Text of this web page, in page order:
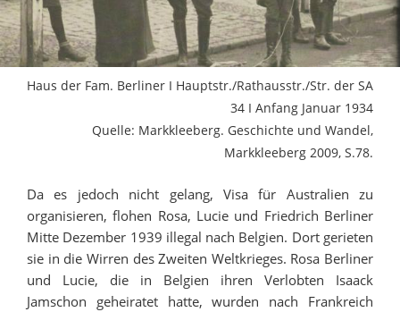
Haus der Fam. Berliner I Hauptstr./Rathausstr./Str. der SA
34 I Anfang Januar 1934
Quelle: Markkleeberg. Geschichte und Wandel,
Markkleeberg 2009, S.78.
Da es jedoch nicht gelang, Visa für Australien zu
organisieren, flohen Rosa, Lucie und Friedrich Berliner
Mitte Dezember 1939 illegal nach Belgien. Dort gerieten
sie in die Wirren des Zweiten Weltkrieges. Rosa Berliner
und Lucie, die in Belgien ihren Verlobten Isaack
Jamschon geheiratet hatte, wurden nach Frankreich